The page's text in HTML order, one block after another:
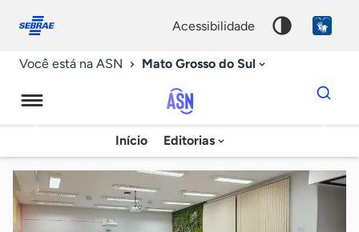
conosco
acessibilidade
Você está na ASN Mato Grosso do Sul
Agência
Sebrae
de
Notícias
Início Editorias
Dados
para
chave